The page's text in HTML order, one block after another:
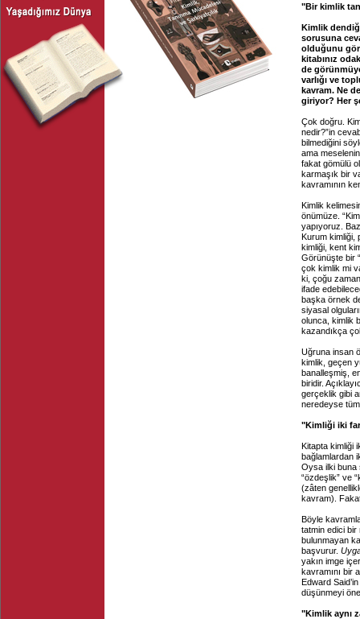
"Bir kimlik
Kimlik
sorusuna
olduğunu
kitabınız
de
varlığı ve
kavram. Ne
giriyor? Her
Çok doğru.
nedir?”in
bilmediğini
ama
fakat gömülü
karmaşık bir
kavramının
Kimlik
önümüze.
yapıyoruz.
Kurum kimliği,
kimliği, kent
Görünüşte bir
çok kimlik mi
ki, çoğu
ifade
başka örnek
siyasal
olunca, kimlik
kazandıkça
Uğruna insan
kimlik, geçen
banalleşmiş,
biridir.
gerçeklik gibi
neredeyse
"Kimliği iki
Kitapta kimliği
bağlamlardan
Oysa ilki buna
“özdeşlik” ve
(zâten
kavram).
Böyle
tatmin edici bir
bulunmayan
başvurur.
yakın imge
kavramını bir
Edward
düşünmeyi
"Kimlik aynı